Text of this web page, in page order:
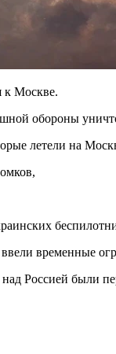
к Москве.
обороны
летели на
временные
были